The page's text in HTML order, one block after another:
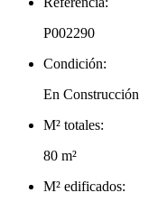
P002290
Condición:
En Construcción
M² totales:
80 m²
M² edificados: